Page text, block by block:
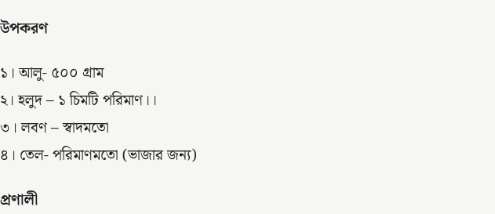
উপকরণ
১। আলু- ৫০০ গ্রাম
২। হলুদ – ১ চিমটি পরিমাণ।।
৩। লবণ – স্বাদমতো
৪। তেল- পরিমাণমতো (ভাজার জন্য)
প্রণালী